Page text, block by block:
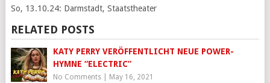
So, 13.10.24: Darmstadt, Staatstheater
RELATED POSTS
KATY PERRY VERÖFFENTLICHT NEUE POWER-
HYMNE “ELECTRIC”
No Comments| May 16, 2021